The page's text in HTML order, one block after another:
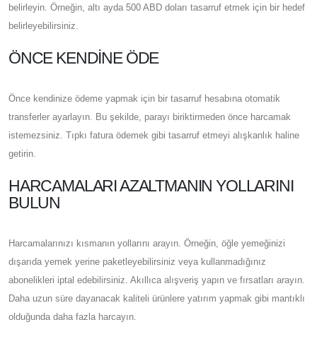
belirleyin. Örneğin, altı ayda 500 ABD doları tasarruf etmek için bir hedef
belirleyebilirsiniz.
ÖNCE KENDINE ÖDE
Önce kendinize ödeme yapmak için bir tasarruf hesabına otomatik
transferler ayarlayın. Bu şekilde, parayı biriktirmeden önce harcamak
istemezsiniz. Tıpkı fatura ödemek gibi tasarruf etmeyi alışkanlık haline
getirin.
HARCAMALARI AZALTMANIN YOLLARINI
BULUN
Harcamalarınızı kısmanın yollarını arayın. Örneğin, öğle yemeğinizi
dışarıda yemek yerine paketleyebilirsiniz veya kullanmadığınız
abonelikleri iptal edebilirsiniz. Akıllıca alışveriş yapın ve fırsatları arayın.
Daha uzun süre dayanacak kaliteli ürünlere yatırım yapmak gibi mantıklı
olduğunda daha fazla harcayın.